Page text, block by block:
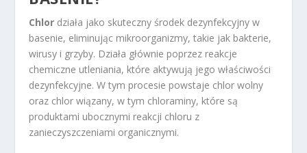
Chlor działa jako skuteczny środek dezynfekcyjny w
basenie, eliminując mikroorganizmy, takie jak bakterie,
wirusy i grzyby. Działa głównie poprzez reakcje
chemiczne utleniania, które aktywują jego właściwości
dezynfekcyjne. W tym procesie powstaje chlor wolny
oraz chlor wiązany, w tym chloraminy, które są
produktami ubocznymi reakcji chloru z
zanieczyszczeniami organicznymi.